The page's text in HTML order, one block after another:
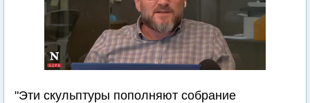
"Эти скульптуры пополняют собрание